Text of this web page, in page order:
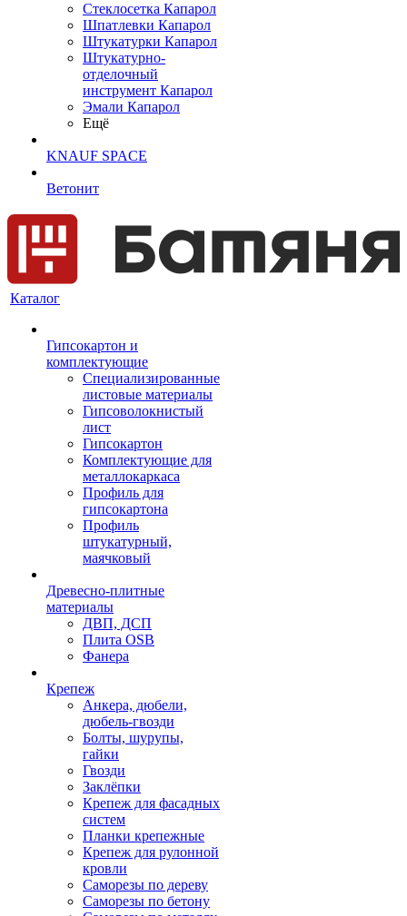
Cтеклосетка Капарол
Шпатлевки Капарол
Штукатурки Капарол
Штукатурно-
отделочный
инструмент Капарол
Эмали Капарол
Ещё
KNAUF SPACE
Ветонит
Каталог
Гипсокартон и
комплектующие
Специализированные
листовые материалы
Гипсоволокнистый
лист
Гипсокартон
Комплектующие для
металлокаркаса
Профиль для
гипсокартона
Профиль
штукатурный,
маячковый
Древесно-плитные
материалы
ДВП, ДСП
Плита OSB
Фанера
Крепеж
Анкера, дюбели,
дюбель-гвозди
Болты, шурупы,
гайки
Гвозди
Заклёпки
Крепеж для фасадных
систем
Планки крепежные
Крепеж для рулонной
кровли
Саморезы по дереву
Саморезы по бетону